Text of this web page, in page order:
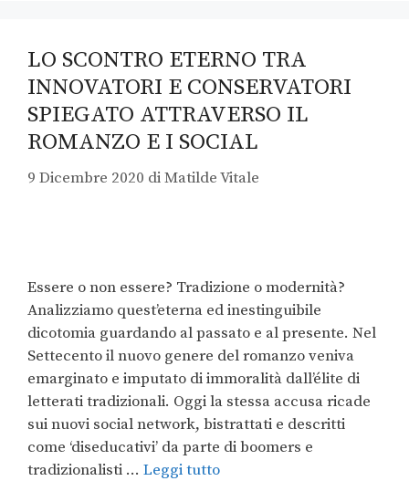
LO SCONTRO ETERNO TRA
INNOVATORI E CONSERVATORI
SPIEGATO ATTRAVERSO IL
ROMANZO E I SOCIAL
9 Dicembre 2020 diMatilde Vitale
Essere o non essere? Tradizione o modernità?
Analizziamo quest’eterna ed inestinguibile
dicotomia guardando al passato e al presente. Nel
Settecento il nuovo genere del romanzo veniva
emarginato e imputato di immoralità dall’élite di
letterati tradizionali. Oggi la stessa accusa ricade
sui nuovi social network, bistrattati e descritti
come ‘diseducativi’ da parte di boomers e
tradizionalisti … Leggi tutto